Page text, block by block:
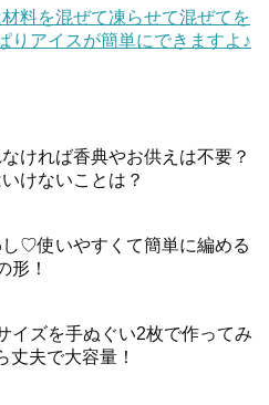
料を混ぜて凍らせて混ぜてを
りアイスが簡単にできますよ♪
ければ香典やお供えは不要？
けないことは？
♡使いやすくて簡単に編める
形！
イズを手ぬぐい2枚で作ってみ
丈夫で大容量！